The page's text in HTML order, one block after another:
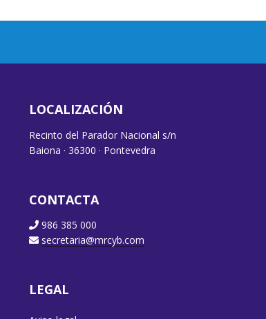
LOCALIZACIÓN
Recinto del Parador Nacional s/n
Baiona · 36300 · Pontevedra
CONTACTA
986 385 000
secretaria@mrcyb.com
LEGAL